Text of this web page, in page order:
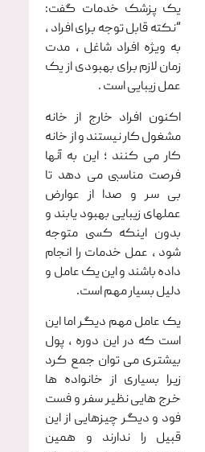
یک‌ پزشک خدمات گفت:
“نکته قابل توجه برای افراد ،
به ویژه افراد شاغل ، مدت
زمان لازم برای بهبودی از یک
عمل زیبایی است .
اکنون افراد خارج از خانه
مشغول کار نیستند و از خانه
کار می کنند ؛ این به آنها
فرصت مناسبی می دهد تا
بی سر و صدا از عوارض
عملهای زیبایی بهبود یابند و
بدون اینکه کسی متوجه
شود ، عمل خدمات را انجام
داده باشند و این یک عامل و
دلیل بسیار مهم است.
یک عامل مهم دیگر اما این
است که در این دوره ، پول
بیشتری می توان جمع کرد
زیرا بسیاری از خانواده ها
خرج هایی نظیر سفر و فست
فود و دیگر چیزهایی از این
قبیل را ندارند و همین